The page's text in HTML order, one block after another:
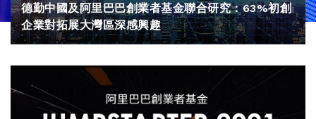
德勤中國及阿里巴巴創業者基金聯合研究：63%初創
企業對拓展大灣區深感興趣